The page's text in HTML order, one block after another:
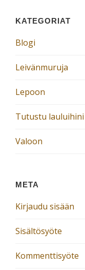
KATEGORIAT
Blogi
Leivänmuruja
Lepoon
Tutustu lauluihini
Valoon
META
Kirjaudu sisään
Sisältösyöte
Kommenttisyöte